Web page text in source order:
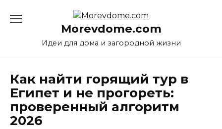
Morevdome.com
Идеи для дома и загородной жизни
Как найти горящий тур в
Египет и не прогореть:
проверенный алгоритм
2026